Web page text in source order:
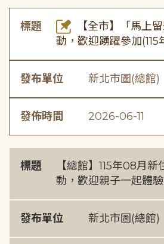
標題
【全市】「馬上
動，歡迎踴躍參加(115
發布單位 新北市圖(總館)
發佈時間 2026-06-11
標題
【總館】115年08月
動，歡迎親子一起體
發布單位 新北市圖(總館)